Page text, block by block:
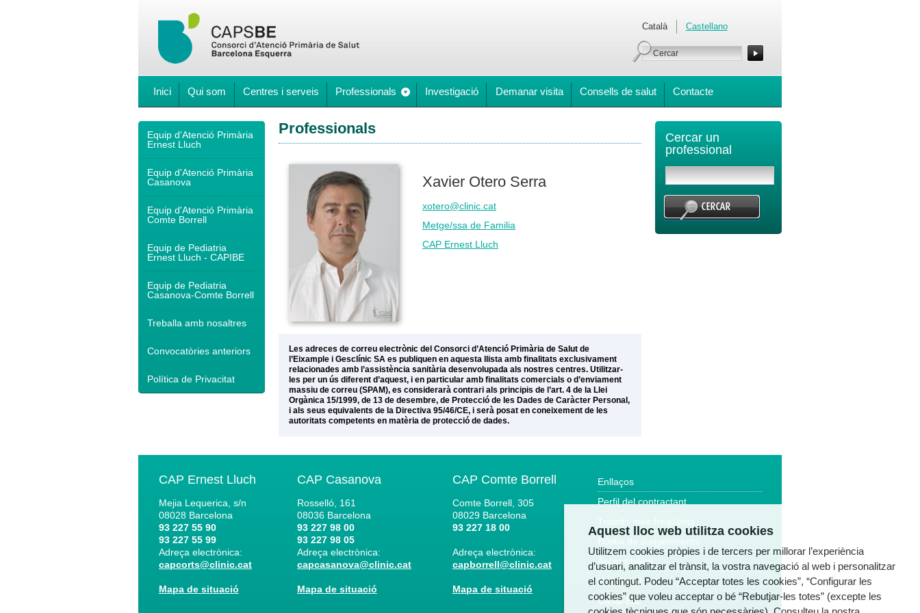
Català Castellano
Inici Qui som Centres i serveis Professionals Investigació Demanar visita Consells de salut Contacte
Equip d'Atenció Primària
Ernest Lluch
Equip d'Atenció Primària
Casanova
Equip d'Atenció Primària
Comte Borrell
Equip de Pediatria
Ernest Lluch - CAPIBE
Equip de Pediatria
Casanova-Comte Borrell
Treballa amb nosaltres
Convocatòries anteriors
Política de Privacitat
Professionals
Xavier Otero Serra
xotero@clinic.cat
Metge/ssa de Familia
CAP Ernest Lluch
Les adreces de correu electrònic del Consorci d’Atenció Primària de Salut de
l’Eixample i Gesclínic SA es publiquen en aquesta llista amb finalitats exclusivament
relacionades amb l’assistència sanitària desenvolupada als nostres centres. Utilitzar-
les per un ús diferent d’aquest, i en particular amb finalitats comercials o d’enviament
massiu de correu (SPAM), es considerarà contrari als principis de l’art. 4 de la Llei
Orgànica 15/1999, de 13 de desembre, de Protecció de les Dades de Caràcter Personal,
i als seus equivalents de la Directiva 95/46/CE, i serà posat en coneixement de les
autoritats competents en matèria de protecció de dades.
Cercar un
professional
CAP Ernest Lluch
Mejia Lequerica, s/n
08028 Barcelona
93 227 55 90
93 227 55 99
Adreça electrònica:
capcorts@clinic.cat
Mapa de situació
CAP Casanova
Rosselló, 161
08036 Barcelona
93 227 98 00
93 227 98 05
Adreça electrònica:
capcasanova@clinic.cat
Mapa de situació
CAP Comte Borrell
Comte Borrell, 305
08029 Barcelona
93 227 18 00
Adreça electrònica:
capborrell@clinic.cat
Mapa de situació
Enllaços
Perfil del contractant
Tràmits més freqüents
Bústia de suggeriments
Accessibilitat
Nota legal
Canal Ètic
Aquest lloc web utilitza cookies
Utilitzem cookies pròpies i de tercers per millorar l’experiència
d’usuari, analitzar el trànsit, la vostra navegació al web i personalitzar
el contingut. Podeu “Acceptar totes les cookies”, “Configurar les
cookies” que voleu acceptar o bé “Rebutjar-les totes” (excepte les